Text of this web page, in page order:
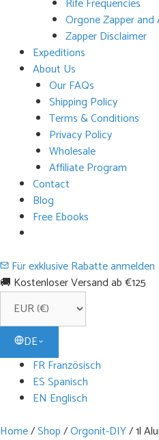
Rife Frequencies
Orgone Zapper and
Zapper Disclaimer
Expeditions
About Us
Our FAQs
Shipping Policy
Terms & Conditions
Privacy Policy
Wholesale
Affiliate Program
Contact
Blog
Free Ebooks
Für exklusive Rabatte anmelden
🚚 Kostenloser Versand ab €125
DE
FR Französisch
ES Spanisch
EN Englisch
Home/Shop/Orgonit-DIY/1l